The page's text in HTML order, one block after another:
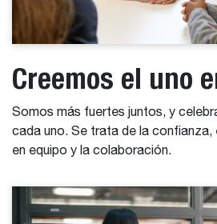
Creemos el uno
Somos más fuertes juntos, y
cada uno. Se trata de la confianza,
en equipo y la colaboración.